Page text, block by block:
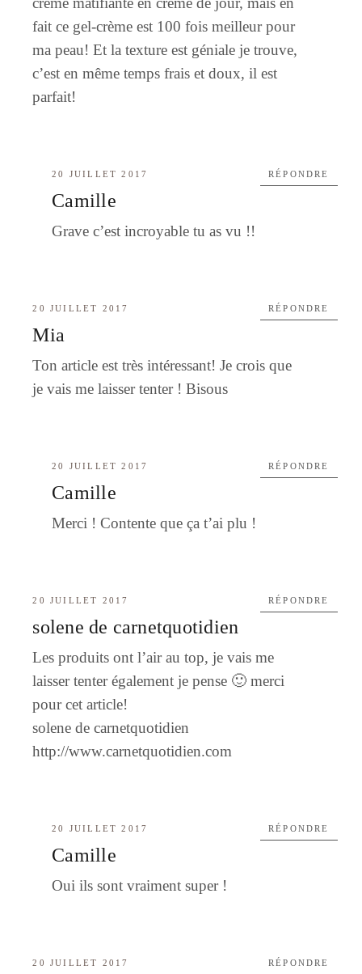
fait ce gel-crème est 100 fois meilleur pour
ma peau! Et la texture est géniale je trouve,
c’est en même temps frais et doux, il est
parfait!
20 JUILLET 2017
Camille
Grave c’est incroyable tu as vu !!
RÉPONDRE
20 JUILLET 2017
Mia
Ton article est très intéressant! Je crois que
je vais me laisser tenter ! Bisous
RÉPONDRE
20 JUILLET 2017
Camille
Merci ! Contente que ça t’ai plu !
RÉPONDRE
20 JUILLET 2017
solene de carnetquotidien
Les produits ont l’air au top, je vais me
laisser tenter également je pense 🙂 merci
pour cet article!
solene de carnetquotidien
http://www.carnetquotidien.com
RÉPONDRE
20 JUILLET 2017
Camille
Oui ils sont vraiment super !
RÉPONDRE
20 JUILLET 2017 RÉPONDRE